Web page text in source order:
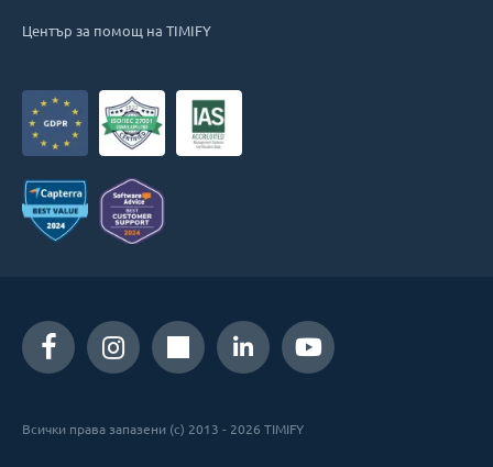
Център за помощ на TIMIFY
Всички права запазени (c) 2013 - 2026 TIMIFY